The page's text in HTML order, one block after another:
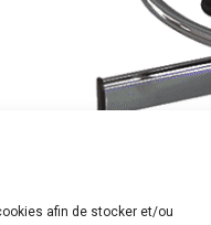
afin de stocker et/ou